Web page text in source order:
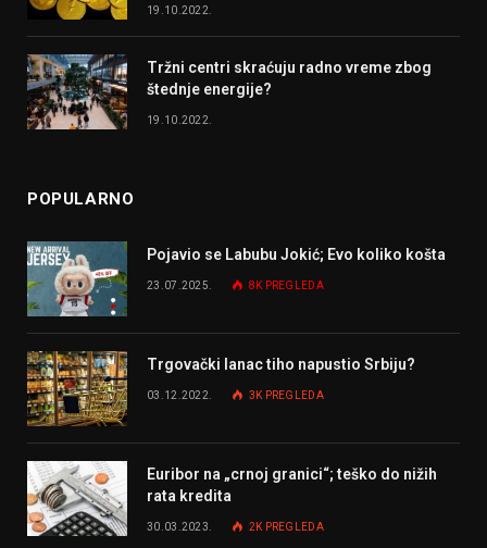
19.10.2022.
Tržni centri skraćuju radno vreme zbog
štednje energije?
19.10.2022.
POPULARNO
Pojavio se Labubu Jokić; Evo koliko košta
23.07.2025. 8K PREGLEDA
Trgovački lanac tiho napustio Srbiju?
03.12.2022. 3K PREGLEDA
Euribor na „crnoj granici“; teško do nižih
rata kredita
30.03.2023. 2K PREGLEDA